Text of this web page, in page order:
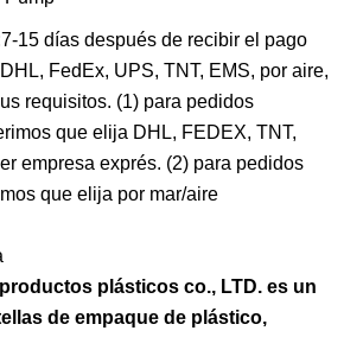
7-15 días después de recibir el pago
FedEx, UPS, TNT, EMS, por aire,
requisitos. (1) para pedidos
que elija DHL, FEDEX, TNT,
empresa exprés. (2) para pedidos
que elija por mar/aire
plásticos co., LTD. es un
de empaque de plástico,